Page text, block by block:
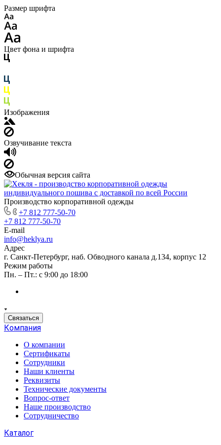
Размер шрифта
Цвет фона и шрифта
Изображения
Озвучивание текста
Обычная версия сайта
Производство корпоративной одежды
+7 812 777-50-70
+7 812 777-50-70
E-mail
info@heklya.ru
Адрес
г. Санкт-Петербург, наб. Обводного канала д.134, корпус 12
Режим работы
Пн. – Пт.: с 9:00 до 18:00
Связаться
Компания
О компании
Сертификаты
Сотрудники
Наши клиенты
Реквизиты
Технические документы
Вопрос-ответ
Наше производство
Сотрудничество
Каталог